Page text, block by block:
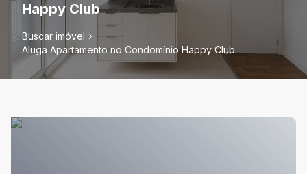
Happy Club
Buscar imóvel
Aluga Apartamento no Condomínio Happy Club